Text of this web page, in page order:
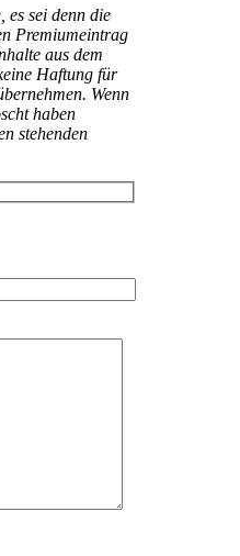
sei denn die
Premiumeintrag
aus dem
Haftung für
Wenn
haben
stehenden